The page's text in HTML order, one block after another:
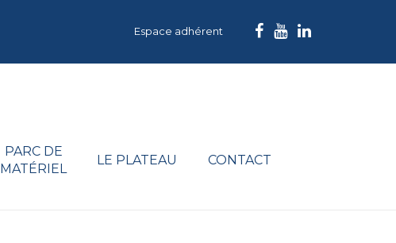
Espace adhérent
PARC DE
MATÉRIEL
LE PLATEAU CONTACT